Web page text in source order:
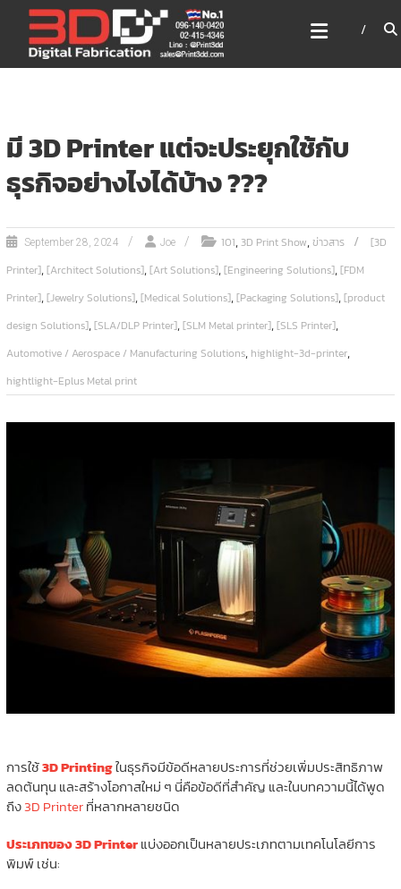
content
3DD DIGITAL FABRICATION
เครื่องพิมพ์3มิติ สแกนเนอร์
เลเซอร์
มี 3D Printer แต่จะประยุกใช้กับ
ธุรกิจอย่างไงได้บ้าง ???
September 28, 2024 Joe 101,3D Print Show,ข่าวสาร
[3D
Printer],[Architect Solutions],[Art Solutions],[Engineering Solutions],[FDM
Printer],[Jewelry Solutions],[Medical Solutions],[Packaging Solutions],[product
design Solutions],[SLA/DLP Printer],[SLM Metal printer],[SLS Printer],
Automotive / Aerospace / Manufacturing Solutions, highlight-3d-printer,
hightlight-Eplus Metal print
การใช้3D Printingในธุรกิจมีข้อดีหลายประการที่ช่วยเพิ่มประสิทธิภาพ
ลดต้นทุน และสร้างโอกาสใหม่ ๆ นี่คือข้อดีที่สำคัญ และในบทความนี้ได้พูด
ถึง3D Printerที่หลากหลายชนิด
ประเภทของ 3D Printerแบ่งออกเป็นหลายประเภทตามเทคโนโลยีการ
พิมพ์ เช่น: